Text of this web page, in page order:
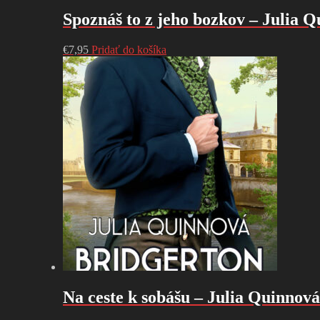
Spoznáš to z jeho bozkov – Julia
€7,95 Pridať do košíka
Na ceste k sobášu – Julia Quinnová